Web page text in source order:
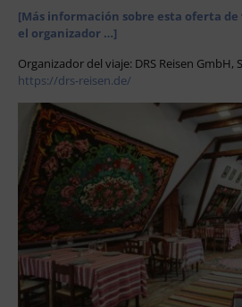
[Más información sobre esta oferta
el organizador …]
Organizador del viaje: DRS Reisen GmbH,
https://drs-reisen.de/